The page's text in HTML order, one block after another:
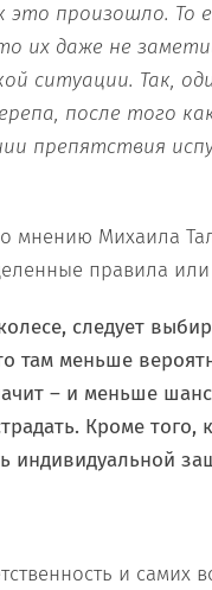
это произошло. То
их даже не
ситуации. Так,
после того
препятствия
мнению Михаила
правила или
следует
там меньше
– и меньше
Кроме того,
индивидуальной
и самих